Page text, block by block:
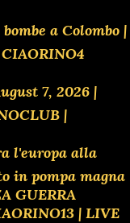
a Colombo |
7, 2026 |
|
l'europa alla
in pompa magna
GUERRA
| LIVE